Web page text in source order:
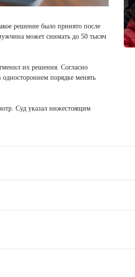
решение было принято после
может снимать до 50 тысяч
их решения. Согласно
порядке менять
Суд указал нижестоящим